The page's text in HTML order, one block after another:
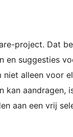
project. Dat
en suggesties
niet alleen voor
kan aandragen,
aan een vrij